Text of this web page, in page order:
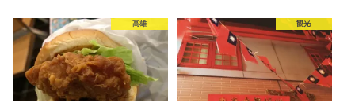
高雄 観光